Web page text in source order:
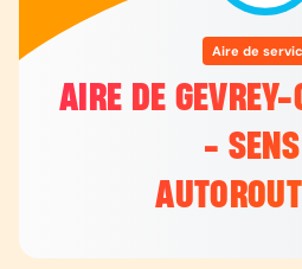
Aire de
AIRE DE GEVREY-
-